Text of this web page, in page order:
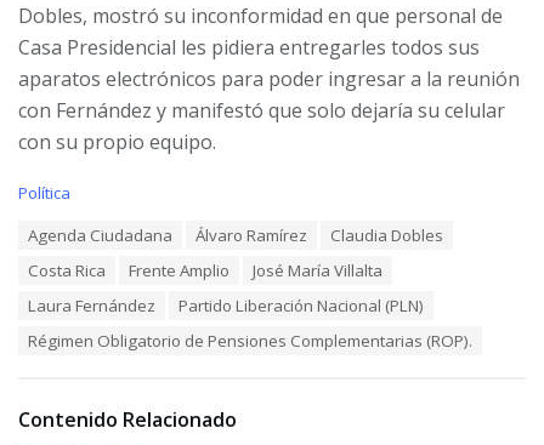
Dobles, mostró su inconformidad en que personal de
Casa Presidencial les pidiera entregarles todos sus
aparatos electrónicos para poder ingresar a la reunión
con Fernández y manifestó que solo dejaría su celular
con su propio equipo.
C
:
Política
Agenda Ciudadana Álvaro Ramírez
Claudia Dobles
Costa Rica
Frente Amplio
José María Villalta
Laura Fernández
Partido Liberación Nacional (PLN)
Régimen Obligatorio de Pensiones Complementarias (ROP).
Contenido Relacionado